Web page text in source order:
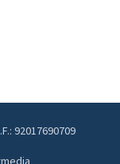
92017690709